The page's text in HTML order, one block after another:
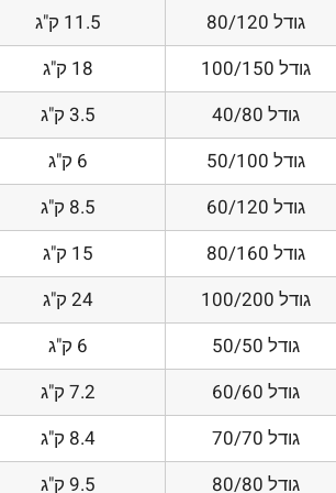
גודל 80/120
11.5 ק"ג
גודל 100/150
18 ק"ג
גודל 40/80
3.5 ק"ג
גודל 50/100
6 ק"ג
גודל 60/120
8.5 ק"ג
גודל 80/160
15 ק"ג
גודל 100/200
24 ק"ג
גודל 50/50
6 ק"ג
גודל 60/60
7.2 ק"ג
גודל 70/70
8.4 ק"ג
גודל 80/80
9.5 ק"ג